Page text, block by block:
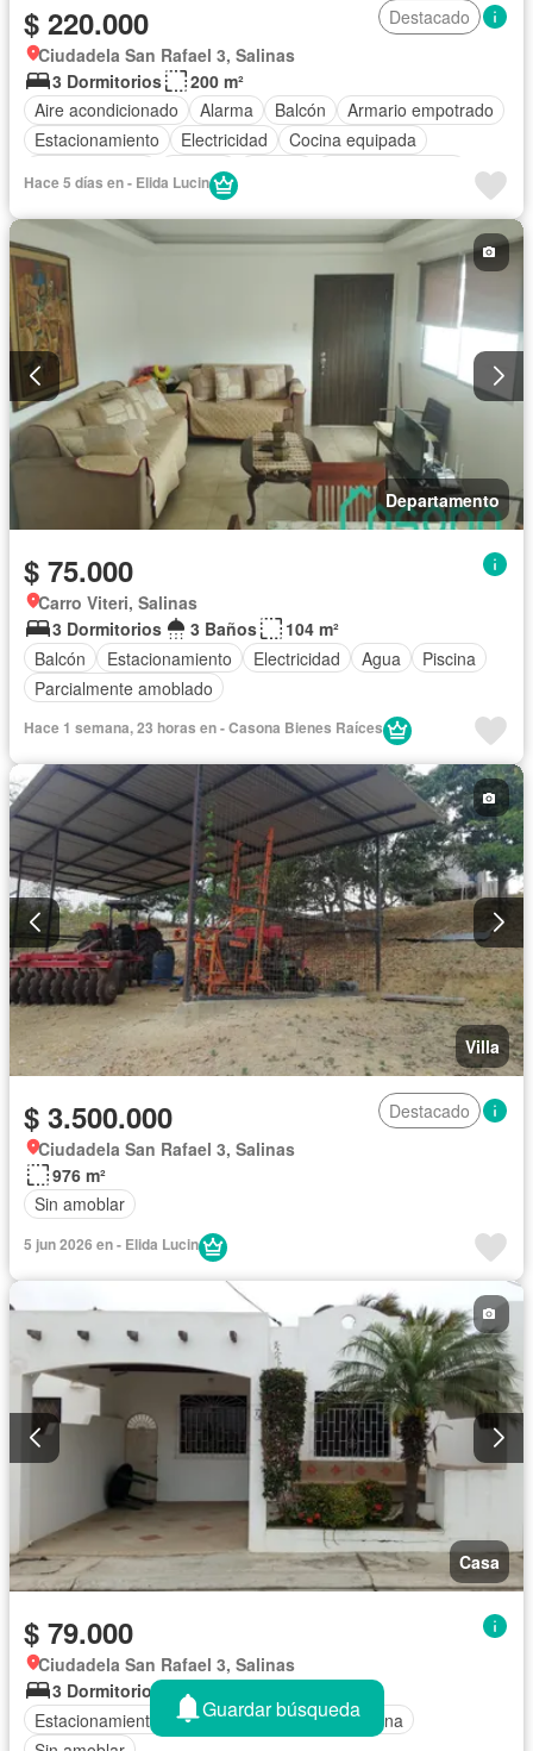
$ 220.000
Destacado
Ciudadela San Rafael 3, Salinas
3 Dormitorios
200 m²
Aire acondicionado
Alarma Balcón
Armario empotrado
Estacionamiento
Electricidad
Cocina equipada
Internet
Cuarto de servicio
Acceso para personas con discapacidad
Garita de guardianía
Seguridad
Piscina
Completamente amoblado
Hace 5 días en - Elida Lucin
Departamento
$ 75.000
Carro Viteri, Salinas
3 Dormitorios
3 Baños
104 m²
Balcón
Estacionamiento Electricidad Agua
Piscina
Parcialmente amoblado
Hace 1 semana, 23 horas en - Casona Bienes Raíces
Villa
$ 3.500.000
Destacado
Ciudadela San Rafael 3, Salinas
976 m²
Sin amoblar
5 jun 2026 en - Elida Lucin
Casa
$ 79.000
Ciudadela San Rafael 3, Salinas
3 Dormitorios
2 Baños
Estacionamiento
Electricidad Agua
Piscina
Guardar búsqueda